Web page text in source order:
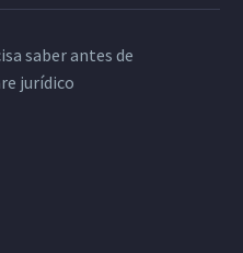
saber antes de
jurídico